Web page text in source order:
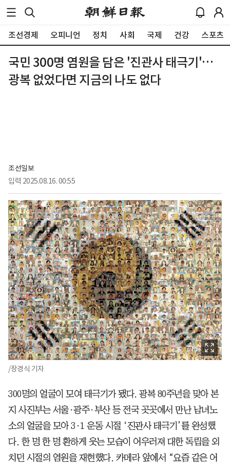
조선경제 오피니언 정치 사회 국제 건강 스포츠
국민 300명 염원을 담은 '진관사 태극기'…
광복 없었다면 지금의 나도 없다
조선일보
입력 2025.08.16. 00:55
/장경식 기자
300명의 얼굴이 모여 태극기가 됐다. 광복 80주년을 맞아 본
지 사진부는 서울·광주·부산 등 전국 곳곳에서 만난 남녀노
소의 얼굴을 모아 3·1 운동 시절 ‘진관사 태극기’를 완성했
다. 한 명 한 명 환하게 웃는 모습이 어우러져 대한 독립을 외
치던 시절의 염원을 재현했다. 카메라 앞에서 “요즘 같은 어